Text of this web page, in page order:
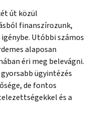
út közül
finanszírozunk,
Utóbbi számos
alaposan
éri meg belevágni.
ügyintézés
de fontos
és a